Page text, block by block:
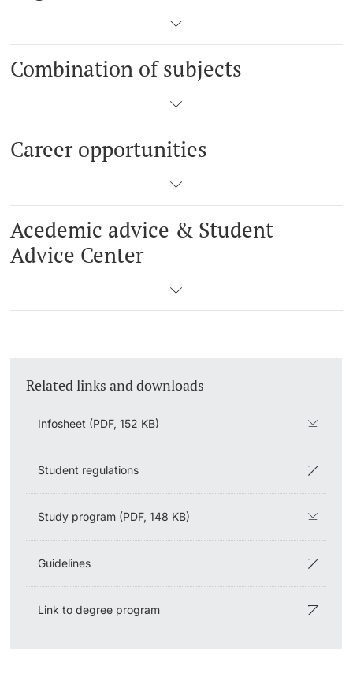
Combination of subjects
Career opportunities
Acedemic advice & Student
Advice Center
Related links and downloads
Infosheet (PDF, 152 KB)
Student regulations
Study program (PDF, 148 KB)
Guidelines
Link to degree program